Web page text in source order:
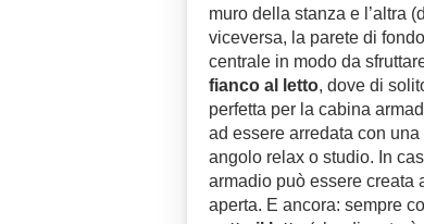
muro della stanza e l’altra
viceversa, la parete di
centrale in modo da
fianco al letto, dove di
perfetta per la cabina
ad essere arredata con
angolo relax o studio. In
armadio può essere creata
aperta. E ancora: sempre